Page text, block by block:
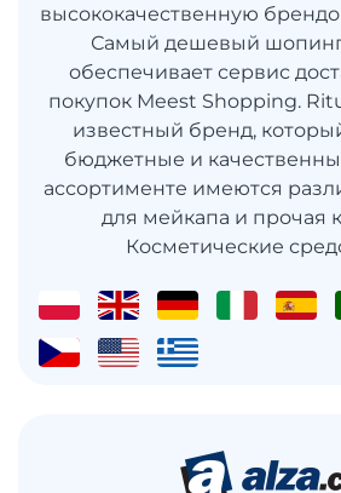
высококачественную
Самый дешевый
обеспечивает сервис
покупок Meest Shopping.
известный бренд,
бюджетные и
ассортименте имеются
для мейкапа и прочая
Косметические